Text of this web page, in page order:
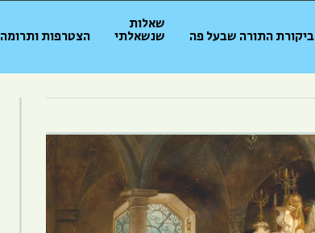
ביקורת התורה שבעל פה
שאלות
שנשאלתי הצטרפות ותרומה